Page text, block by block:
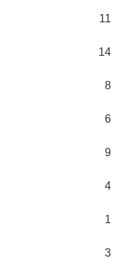
11
14
8
6
9
4
1
3